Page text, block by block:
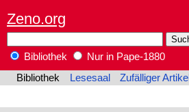
Zeno.org
Bibliothek
Nur in Pape-1880
Bibliothek
Lesesaal Zufälliger Artikel